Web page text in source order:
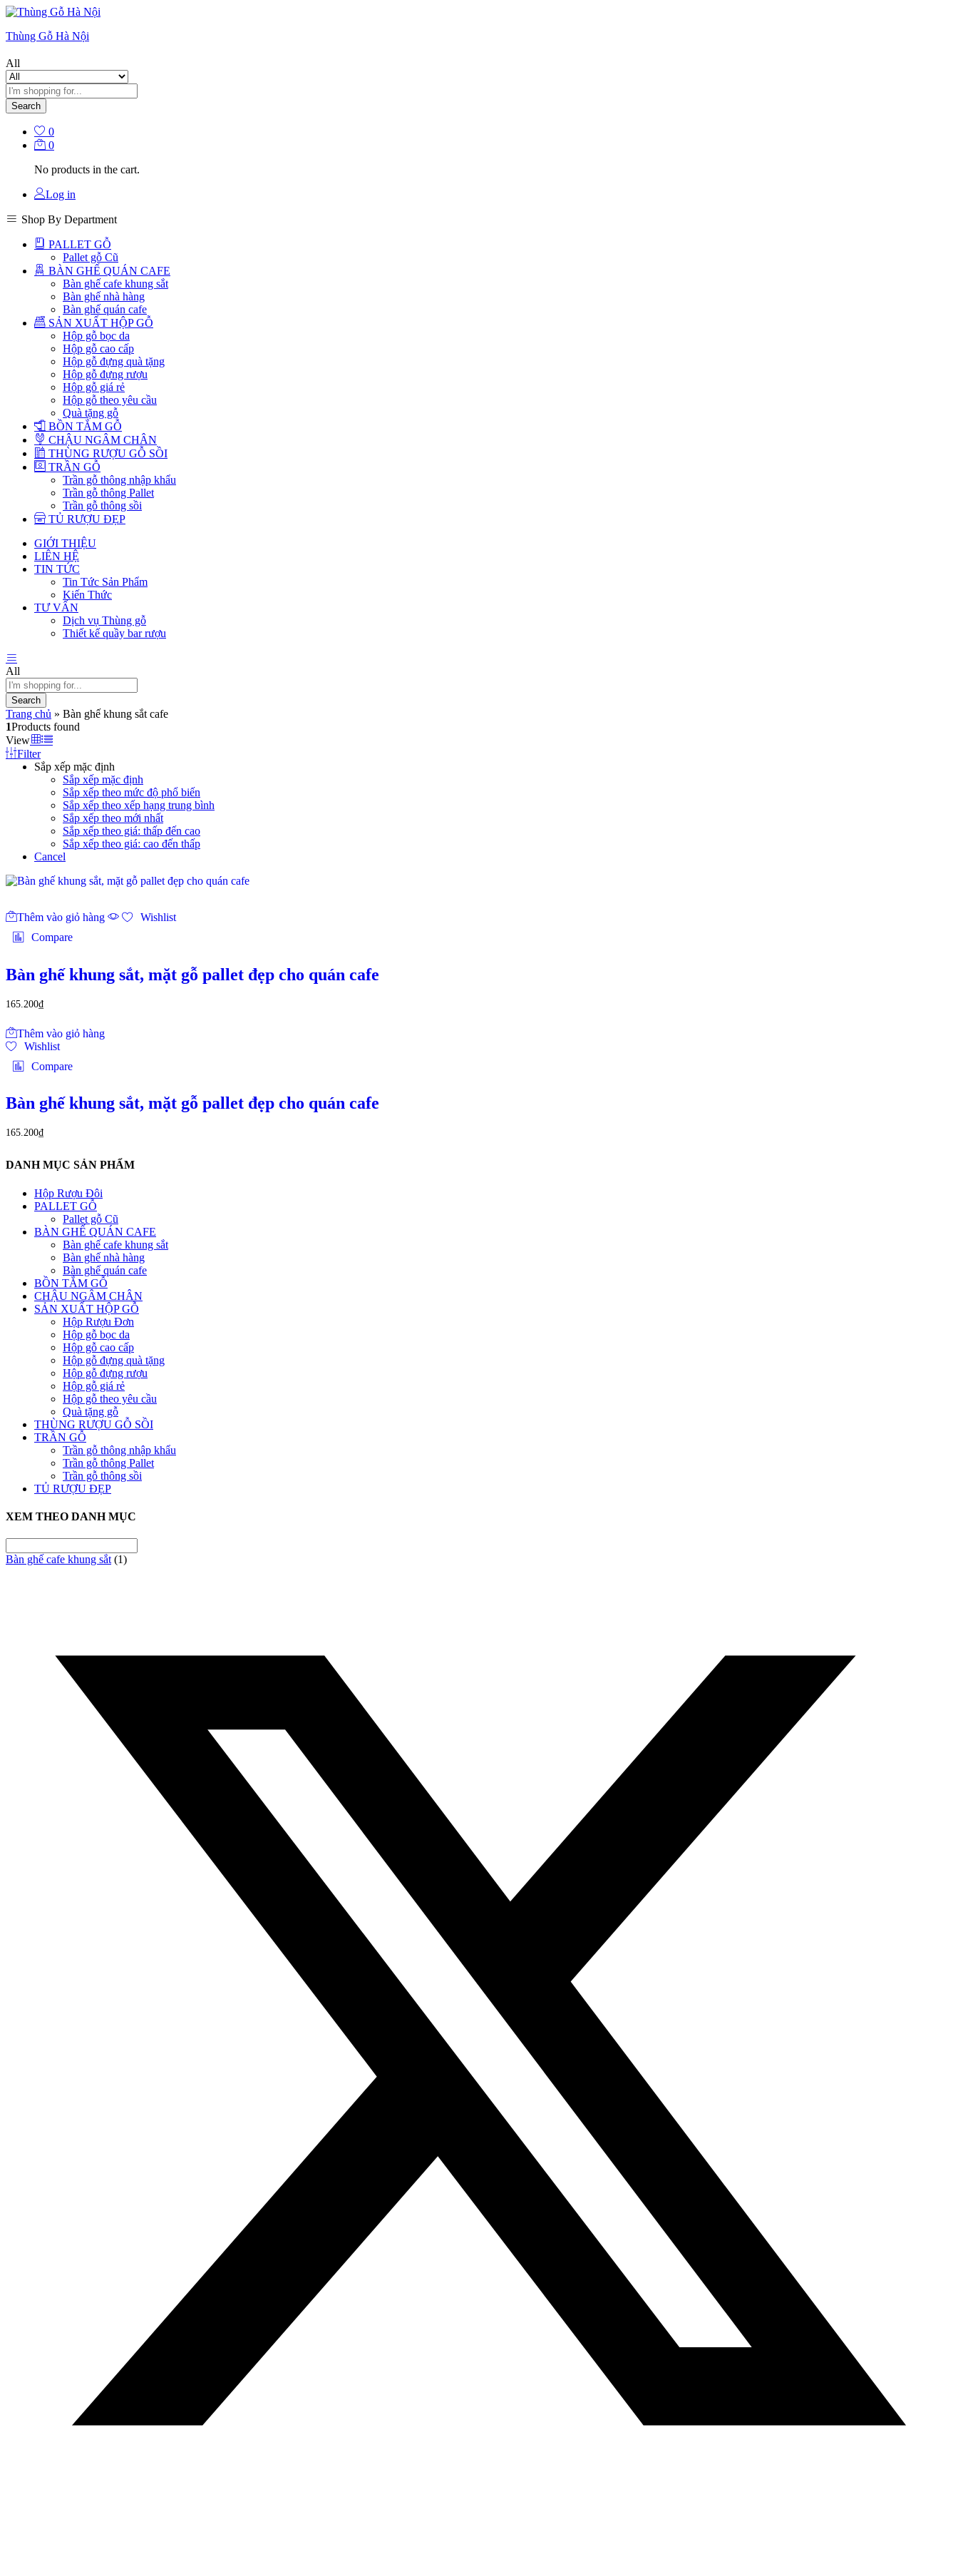
Thùng Gỗ Hà Nội
All
Search
0
0
No products in the cart.
Log in
Shop By Department
PALLET GỖ
Pallet gỗ Cũ
BÀN GHẾ QUÁN CAFE
Bàn ghế cafe khung sắt
Bàn ghế nhà hàng
Bàn ghế quán cafe
SẢN XUẤT HỘP GỖ
Hộp gỗ bọc da
Hộp gỗ cao cấp
Hộp gỗ đựng quà tặng
Hộp gỗ đựng rượu
Hộp gỗ giá rẻ
Hộp gỗ theo yêu cầu
Quà tặng gỗ
BỒN TẮM GỖ
CHẬU NGÂM CHÂN
THÙNG RƯỢU GỖ SỒI
TRẦN GỖ
Trần gỗ thông nhập khẩu
Trần gỗ thông Pallet
Trần gỗ thông sồi
TỦ RƯỢU ĐẸP
GIỚI THIỆU
LIÊN HỆ
TIN TỨC
Tin Tức Sản Phẩm
Kiến Thức
TƯ VẤN
Dịch vụ Thùng gỗ
Thiết kế quầy bar rượu
All
Search
Trang chủ » Bàn ghế khung sắt cafe
1Products found
View
Filter
Sắp xếp mặc định
Sắp xếp mặc định
Sắp xếp theo mức độ phổ biến
Sắp xếp theo xếp hạng trung bình
Sắp xếp theo mới nhất
Sắp xếp theo giá: thấp đến cao
Sắp xếp theo giá: cao đến thấp
Cancel
Thêm vào giỏ hàng
Wishlist
Compare
Bàn ghế khung sắt, mặt gỗ pallet đẹp cho quán cafe
165.200₫
Thêm vào giỏ hàng
Wishlist
Compare
Bàn ghế khung sắt, mặt gỗ pallet đẹp cho quán cafe
165.200₫
DANH MỤC SẢN PHẨM
Hộp Rượu Đôi
PALLET GỖ
Pallet gỗ Cũ
BÀN GHẾ QUÁN CAFE
Bàn ghế cafe khung sắt
Bàn ghế nhà hàng
Bàn ghế quán cafe
BỒN TẮM GỖ
CHẬU NGÂM CHÂN
SẢN XUẤT HỘP GỖ
Hộp Rượu Đơn
Hộp gỗ bọc da
Hộp gỗ cao cấp
Hộp gỗ đựng quà tặng
Hộp gỗ đựng rượu
Hộp gỗ giá rẻ
Hộp gỗ theo yêu cầu
Quà tặng gỗ
THÙNG RƯỢU GỖ SỒI
TRẦN GỖ
Trần gỗ thông nhập khẩu
Trần gỗ thông Pallet
Trần gỗ thông sồi
TỦ RƯỢU ĐẸP
XEM THEO DANH MỤC
Bàn ghế cafe khung sắt (1)